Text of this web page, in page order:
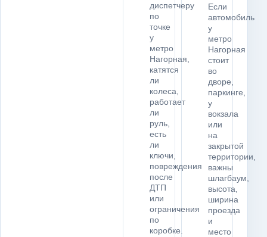
диспетчеру
по
точке
у
метро
Нагорная,
катятся
ли
колеса,
работает
ли
руль,
есть
ли
ключи,
повреждения
после
ДТП
или
ограничения
по
коробке.
Если
автомобиль
у
метро
Нагорная
стоит
во
дворе,
паркинге,
у
вокзала
или
на
закрытой
территории,
важны
шлагбаум,
высота,
ширина
проезда
и
место